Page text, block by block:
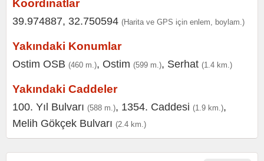
Koordinatlar
39.974887, 32.750594 (Harita ve GPS için enlem, boylam.)
Yakındaki Konumlar
Ostim OSB (460 m.), Ostim (599 m.), Serhat (1.4 km.)
Yakındaki Caddeler
100. Yıl Bulvarı (588 m.), 1354. Caddesi (1.9 km.),
Melih Gökçek Bulvarı (2.4 km.)